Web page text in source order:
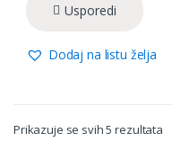
Usporedi
Dodaj na listu želja
Prikazuje se svih 5 rezultata